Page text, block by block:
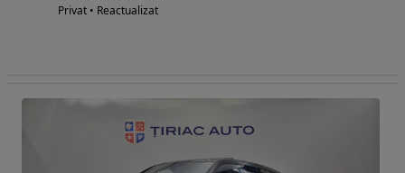
Privat • Reactualizat